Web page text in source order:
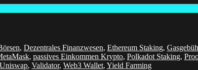
, Dezentrales Finanzwesen, Ethereum Staking,
, passives Einkommen Krypto, Polkadot Staking,
Uniswap, Validator, Web3 Wallet, Yield Farming